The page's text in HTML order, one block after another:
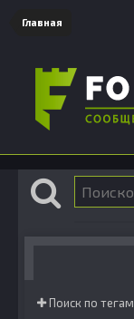
Главная
Поиск по тегам